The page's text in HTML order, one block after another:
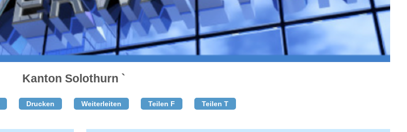
Kanton Solothurn `
Drucken Weiterleiten Teilen F Teilen T